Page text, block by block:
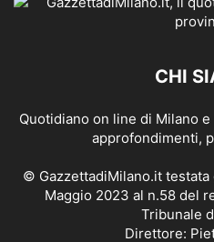
CHI
Quotidiano on line di Milano
approfondimenti,
© GazzettadiMilano.it
Maggio 2023 al n.58 del
Tribunale
Direttore: